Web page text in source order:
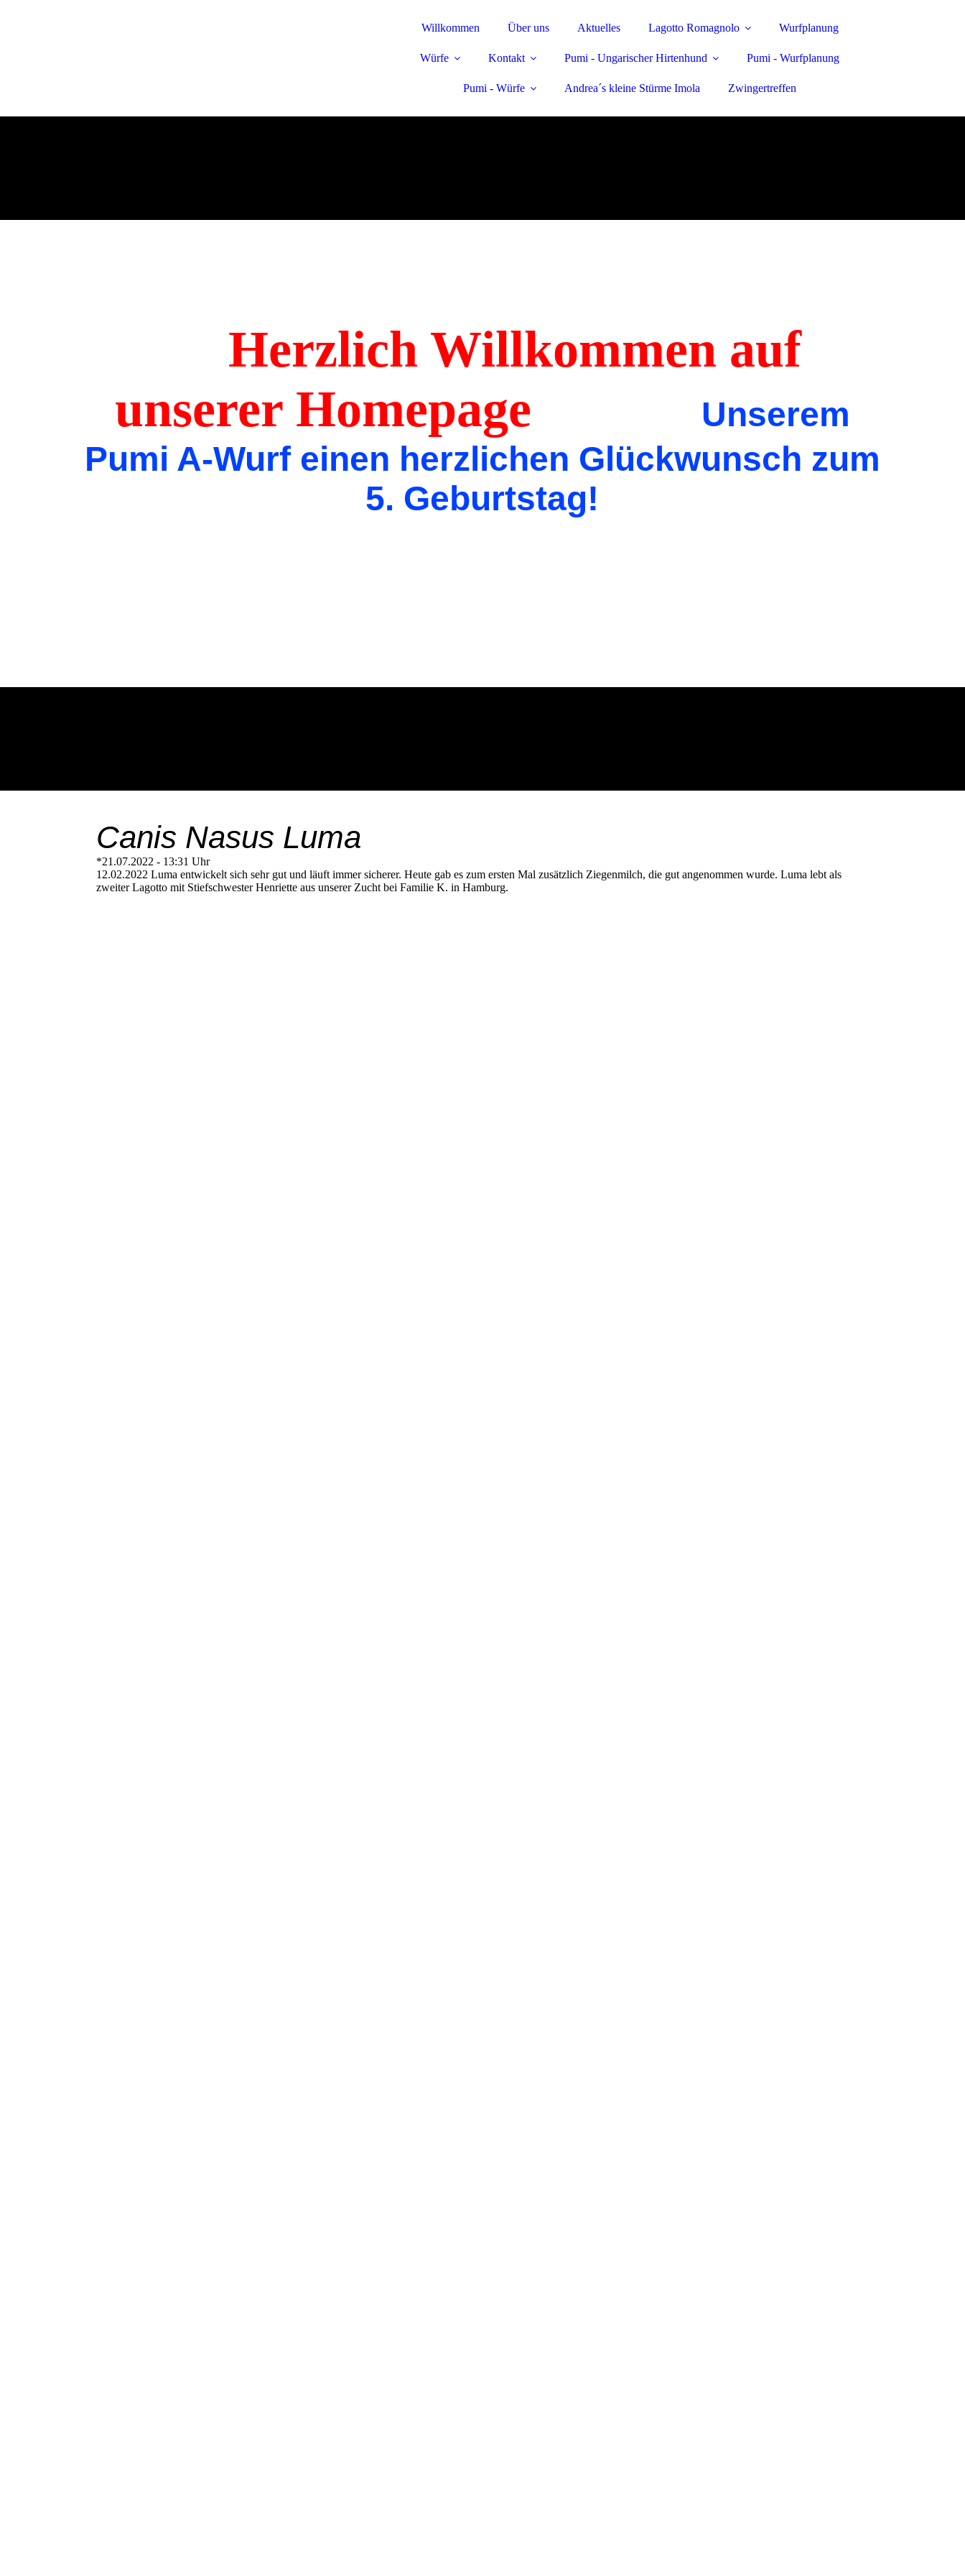
Willkommen Über uns Aktuelles Lagotto Romagnolo Wurfplanung
Würfe Kontakt Pumi - Ungarischer Hirtenhund Pumi - Wurfplanung
Pumi - Würfe Andrea´s kleine Stürme Imola Zwingertreffen
Herzlich Willkommen auf
unserer Homepage
Unserem
Pumi A-Wurf einen herzlichen Glückwunsch zum
5. Geburtstag!
Canis Nasus Luma
*21.07.2022 - 13:31 Uhr
12.02.2022 Luma entwickelt sich sehr gut und läuft immer sicherer. Heute gab es zum ersten Mal zusätzlich Ziegenmilch, die gut angenommen wurde. Luma lebt als
zweiter Lagotto mit Stiefschwester Henriette aus unserer Zucht bei Familie K. in Hamburg.